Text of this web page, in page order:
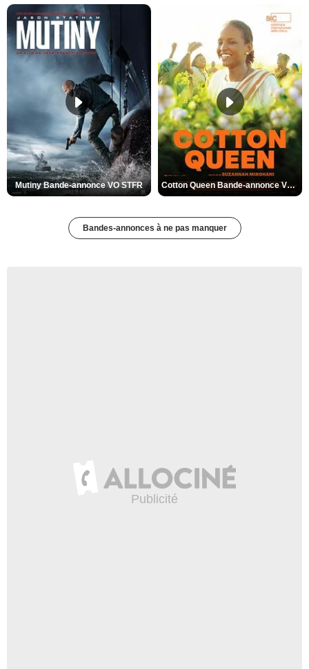
Mutiny Bande-annonce VO STFR Cotton Queen Bande-annonce VO STFR
Bandes-annonces à ne pas manquer